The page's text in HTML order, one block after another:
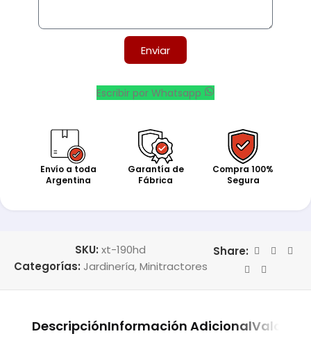
Enviar
Escribir por Whatsapp
Envío a toda
Argentina
Garantía de
Fábrica
Compra 100%
Segura
SKU:xt-190hd
Categorías: Jardinería, Minitractores
Share:
DescripciónInformación Adicional